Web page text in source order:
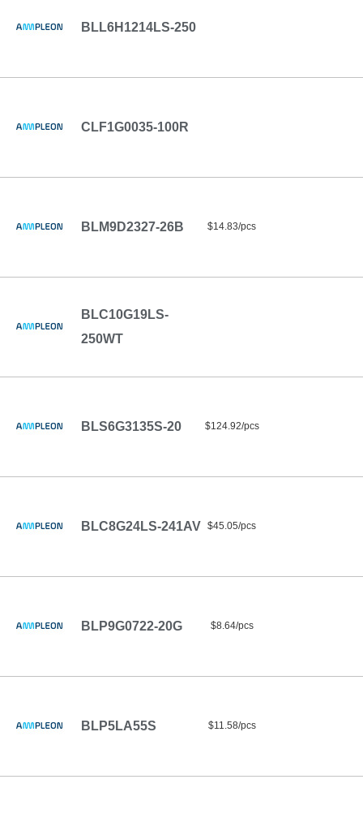
BLL6H1214LS-250
CLF1G0035-100R
BLM9D2327-26B $14.83/pcs
BLC10G19LS-
250WT
BLS6G3135S-20 $124.92/pcs
BLC8G24LS-241AV $45.05/pcs
BLP9G0722-20G $8.64/pcs
BLP5LA55S $11.58/pcs